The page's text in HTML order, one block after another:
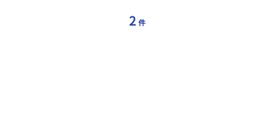
の知識も思い出したから、生活能力はあると思う。平民暮らしも
なんの問題もない。 前世の知識を活かし、自分の道は自分で切り
す～』 【ディストピアBL】 『プシュケの彼方ー死ぬことが許され
なくなった未来社会。仮の肉体を継いでなお、生きる理由はある
2 件